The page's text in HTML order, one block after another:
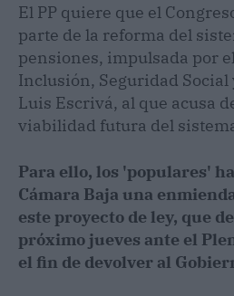
El PP quiere que el
parte de la reforma del
pensiones, impulsada por
Inclusión, Seguridad Social
Luis Escrivá, al que acusa
viabilidad futura del
Para ello, los 'populares'
Cámara Baja una
este proyecto de ley, que
próximo jueves ante el
el fin de devolver al